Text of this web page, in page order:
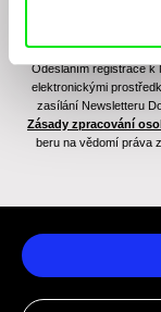
Odesláním registrace k
elektronickými
zasílání Newsletteru
Zásady zpracování
beru na vědomí práva